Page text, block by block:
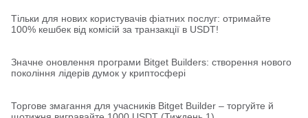
Тільки для нових користувачів фіатних послуг: отримайте
100% кешбек від комісій за транзакції в USDT!
Значне оновлення програми Bitget Builders: створення нового
покоління лідерів думок у криптосфері
Торгове змагання для учасників Bitget Builder – торгуйте й